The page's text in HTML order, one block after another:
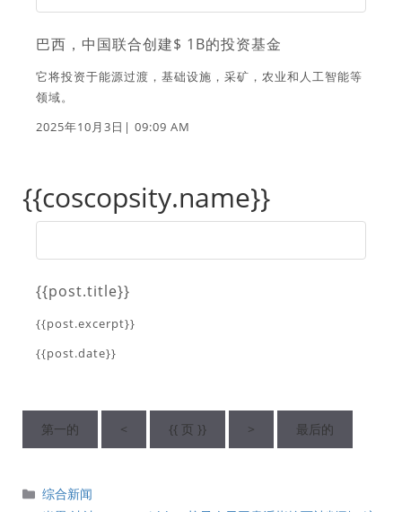
巴西，中国联合创建$ 1B的投资基金
它将投资于能源过渡，基础设施，采矿，农业和人工智能等
领域。
2025年10月3日| 09:09 AM
{{coscopsity.name}}
{{post.title}}
{{post.excerpt}}
{{post.date}}
第一的 < {{ 页 }} > 最后的
分
综合新闻